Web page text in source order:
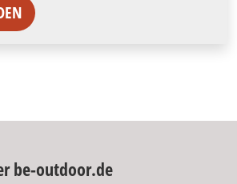
be-outdoor.de